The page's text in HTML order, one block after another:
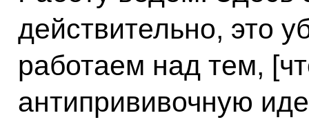
действительно, это
работаем над тем,
антипрививочную